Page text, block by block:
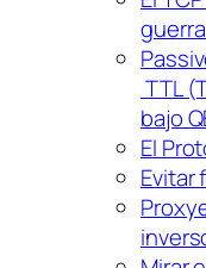
TTL
bajo
El
Evitar